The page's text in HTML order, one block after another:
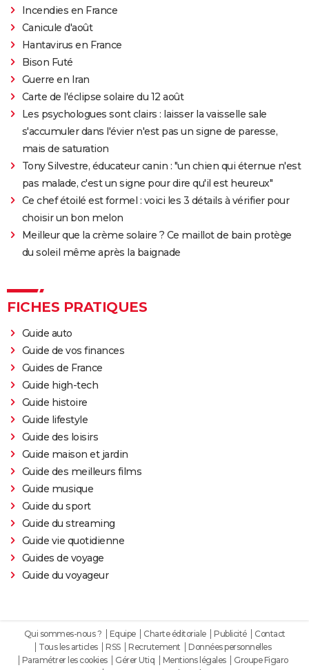
Incendies en France
Canicule d'août
Hantavirus en France
Bison Futé
Guerre en Iran
Carte de l'éclipse solaire du 12 août
Les psychologues sont clairs : laisser la vaisselle sale
s'accumuler dans l'évier n'est pas un signe de paresse,
mais de saturation
Tony Silvestre, éducateur canin : "un chien qui éternue n'est
pas malade, c'est un signe pour dire qu'il est heureux"
Ce chef étoilé est formel : voici les 3 détails à vérifier pour
choisir un bon melon
Meilleur que la crème solaire ? Ce maillot de bain protège
du soleil même après la baignade
FICHES PRATIQUES
Guide auto
Guide de vos finances
Guides de France
Guide high-tech
Guide histoire
Guide lifestyle
Guide des loisirs
Guide maison et jardin
Guide des meilleurs films
Guide musique
Guide du sport
Guide du streaming
Guide vie quotidienne
Guides de voyage
Guide du voyageur
Qui sommes-nous ? Equipe Charte éditoriale Publicité
Contact
Tous les articles
RSS Recrutement
Données personnelles
Paramétrer les cookies
Gérer Utiq Mentions légales
Groupe Figaro